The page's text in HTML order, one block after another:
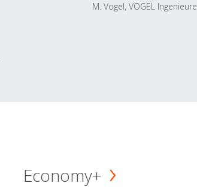
M. Vogel, VOGEL Ingenieure
Economy+